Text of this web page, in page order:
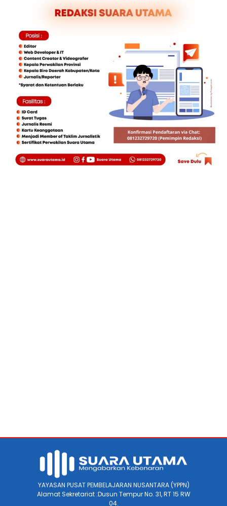
YAYASAN PUSAT PEMBELAJARAN NUSANTARA (YPPN)
Alamat Sekretariat :Dusun Tempur No. 31, RT 15 RW
04.